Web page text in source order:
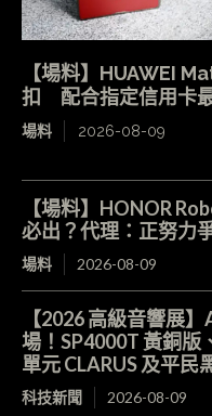
【場料】HUAWEI
扣 配合指定信用卡
場料 2026-08-09
【場料】HONOR
必出？代理：正努力
場料 2026-08-09
【2026 高級音響展
場！SP4000T 黃銅版
單元 CLARUS 及平民
科技新聞 2026-08-09